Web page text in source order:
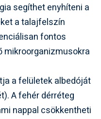
segíthet enyhíteni a
a talajfelszín
fontos
mikroorganizmusokra
a felületek albedóját
A fehér dérréteg
nappal csökkentheti